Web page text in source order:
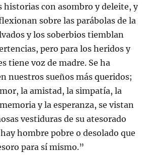
historias con asombro y deleite, y
sobre las parábolas de la
y los soberbios tiemblan
pero para los heridos y
tiene voz de madre. Se ha
nuestros sueños más queridos;
la amistad, la simpatía, la
y la esperanza, se vistan
vestiduras de su atesorado
hombre pobre o desolado que
para sí mismo.”